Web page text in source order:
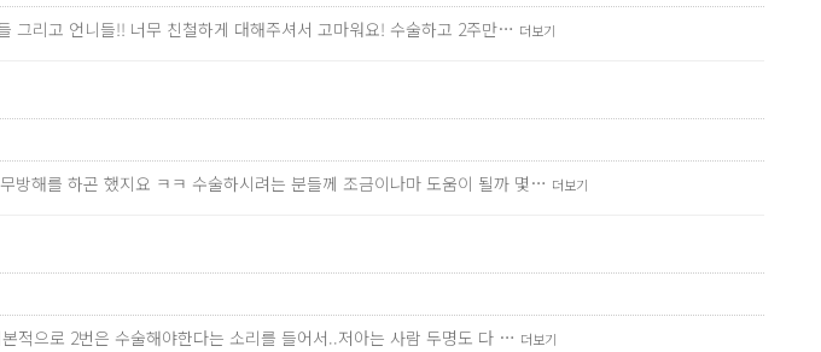
그리고 언니들!! 너무 친철하게 대해주셔서 고마워요! 수술하고 2주만… 더보기
방해를 하곤 했지요 ㅋㅋ 수술하시려는 분들께 조금이나마 도움이 될까 몇… 더보기
적으로 2번은 수술해야한다는 소리를 들어서..저아는 사람 두명도 다 … 더보기